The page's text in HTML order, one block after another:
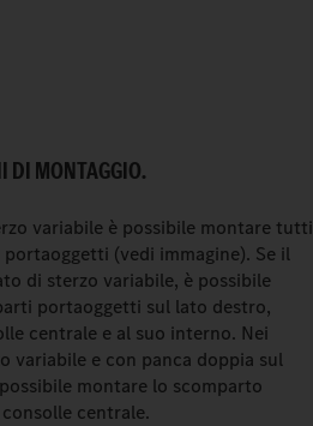
DI MONTAGGIO.
variabile è possibile montare tutti
(vedi immagine). Se il
di sterzo variabile, è possibile
portaoggetti sul lato destro,
centrale e al suo interno. Nei
variabile e con panca doppia sul
montare lo scomparto
centrale.